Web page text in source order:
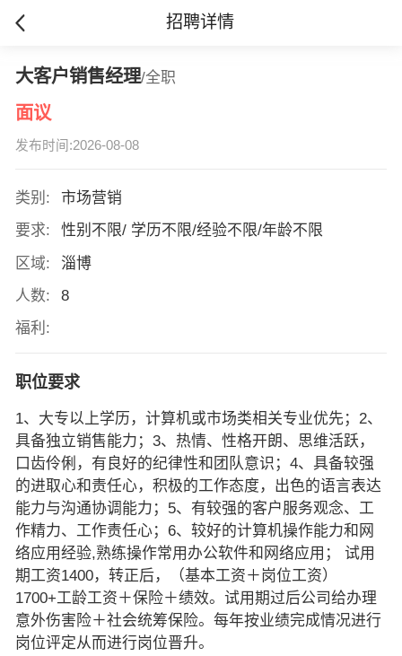
招聘详情
大客户销售经理/全职
面议
发布时间:2026-08-08
类别:
市场营销
要求:
性别不限/ 学历不限/经验不限/年龄不限
区域:
淄博
人数:
8
福利:
职位要求
1、大专以上学历，计算机或市场类相关专业优先；2、
具备独立销售能力；3、热情、性格开朗、思维活跃，
口齿伶俐，有良好的纪律性和团队意识；4、具备较强
的进取心和责任心，积极的工作态度，出色的语言表达
能力与沟通协调能力；5、有较强的客户服务观念、工
作精力、工作责任心；6、较好的计算机操作能力和网
络应用经验,熟练操作常用办公软件和网络应用； 试用
期工资1400，转正后，（基本工资＋岗位工资）
1700+工龄工资＋保险＋绩效。试用期过后公司给办理
意外伤害险＋社会统筹保险。每年按业绩完成情况进行
岗位评定从而进行岗位晋升。